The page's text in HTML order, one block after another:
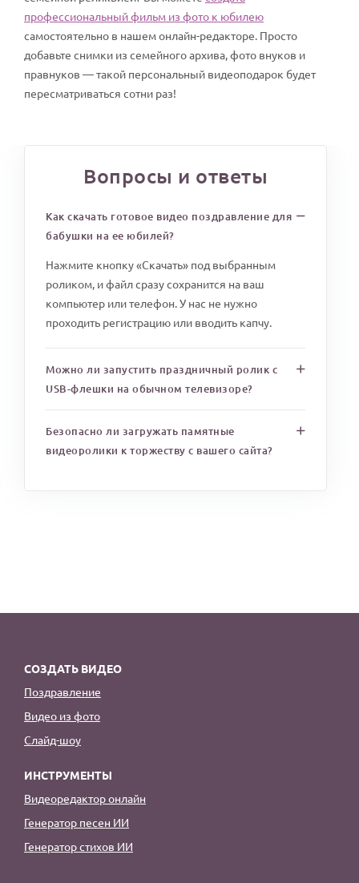
профессиональный фильм из фото к юбилею
самостоятельно в нашем онлайн-редакторе. Просто
добавьте снимки из семейного архива, фото внуков и
правнуков — такой персональный видеоподарок будет
пересматриваться сотни раз!
Вопросы и ответы
Как скачать готовое видео поздравление для
бабушки на ее юбилей?
Нажмите кнопку «Скачать» под выбранным
роликом, и файл сразу сохранится на ваш
компьютер или телефон. У нас не нужно
проходить регистрацию или вводить капчу.
Можно ли запустить праздничный ролик с
USB-флешки на обычном телевизоре?
Безопасно ли загружать памятные
видеоролики к торжеству с вашего сайта?
СОЗДАТЬ ВИДЕО
Поздравление
Видео из фото
Слайд-шоу
ИНСТРУМЕНТЫ
Видеоредактор онлайн
Генератор песен ИИ
Генератор стихов ИИ